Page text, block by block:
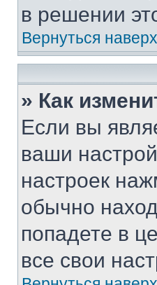
в решении
Вернуться наверх
» Как
Если вы
ваши
настроек
обычно
попадете в
все свои